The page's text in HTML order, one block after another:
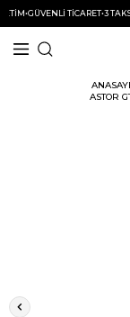
•GÜVENLİ TİCARET•3
ASTOR